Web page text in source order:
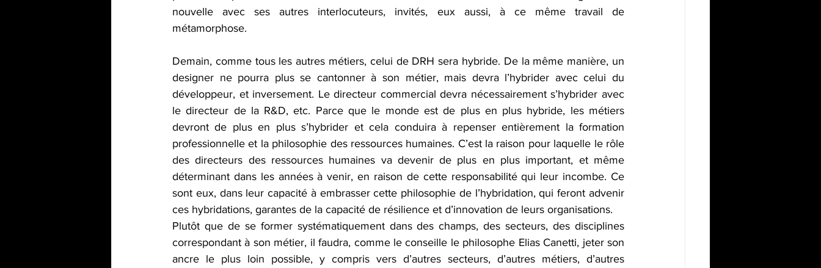
nouvelle avec ses autres interlocuteurs, invités, eux aussi, à ce même travail de
métamorphose.
Demain, comme tous les autres métiers, celui de DRH sera hybride. De la même manière, un
designer ne pourra plus se cantonner à son métier, mais devra l’hybrider avec celui du
développeur, et inversement. Le directeur commercial devra nécessairement s’hybrider avec
le directeur de la R&D, etc. Parce que le monde est de plus en plus hybride, les métiers
devront de plus en plus s’hybrider et cela conduira à repenser entièrement la formation
professionnelle et la philosophie des ressources humaines. C’est la raison pour laquelle le rôle
des directeurs des ressources humaines va devenir de plus en plus important, et même
déterminant dans les années à venir, en raison de cette responsabilité qui leur incombe. Ce
sont eux, dans leur capacité à embrasser cette philosophie de l’hybridation, qui feront advenir
ces hybridations, garantes de la capacité de résilience et d’innovation de leurs organisations.
Plutôt que de se former systématiquement dans des champs, des secteurs, des disciplines
correspondant à son métier, il faudra, comme le conseille le philosophe Elias Canetti, jeter son
ancre le plus loin possible, y compris vers d’autres secteurs, d’autres métiers, d’autres